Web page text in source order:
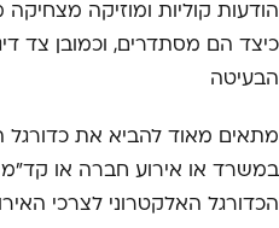
הודעות קוליות ומוזיקה
כיצד הם מסתדרים, וכמובן צד
הבעיטה
מתאים מאוד להביא את כדורגל
במשרד או אירוע חברה או קד"מ
הכדורגל האלקטרוני לצרכי